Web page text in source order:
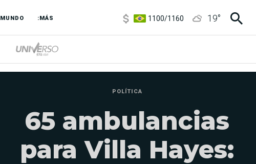
MUNDO :MÁS
3,8/4
19°
POLÍTICA
65 ambulancias
para Villa Hayes: